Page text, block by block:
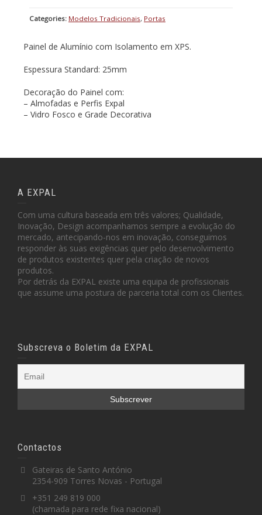
Categories: Modelos Tradicionais, Portas
Painel de Alumínio com Isolamento em XPS.
Espessura Standard: 25mm
Decoração do Painel com:
– Almofadas e Perfis Expal
– Vidro Fosco e Grade Decorativa
A EXPAL
Com uma cultura baseada em três valores; Qualidade,
Inovação, Design acompanhamos sempre a evolução do
mercado, antecipando-nos em inovação, conseguimos
responder às suas exigências quer pelo desenvolvimento
de produtos existentes quer pela criação de novos
produtos.
Por detrás da EXPAL existe uma equipa de profissionais
que assume uma postura de parceria total com os Clientes.
Subscreva o Boletim da EXPAL
Contactos
Gateiras de Santo António
2354-909 Torres Novas - Portugal
+351 249 819 000
(chamada para rede fixa nacional)